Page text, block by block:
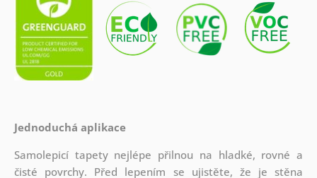
Jednoduchá aplikace
Samolepicí tapety nejlépe přilnou na hladké, rovné a
čisté povrchy. Před lepením se ujistěte, že je stěna